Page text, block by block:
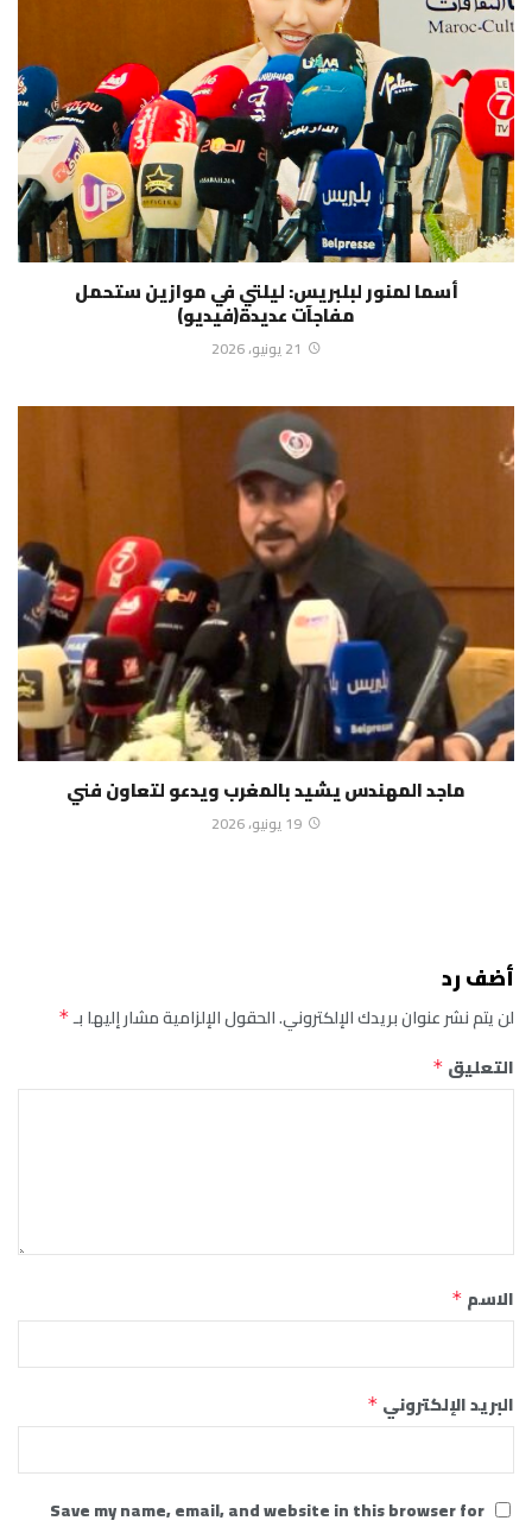
أسما لمنور لبلبريس: ليلتي في موازين ستحمل
مفاجآت عديدة(فيديو)
21 يونيو، 2026
ماجد المهندس يشيد بالمغرب ويدعو لتعاون فني
19 يونيو، 2026
أضف رد
لن يتم نشر عنوان بريدك الإلكتروني.الحقول الإلزامية مشار إليها بـ*
التعليق *
الاسم *
البريد الإلكتروني *
Save my name, email, and website in this browser for